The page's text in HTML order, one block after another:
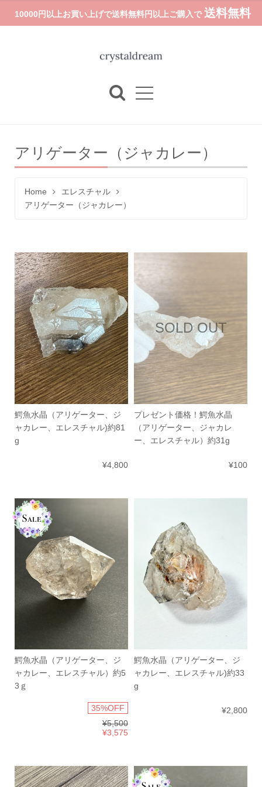
10000円以上お買い上げで送料無料円以上ご購入で 送料無料
アリゲーター（ジャカレー）
Home
エレスチャル
アリゲーター（ジャカレー）
鰐魚水晶（アリゲーター、ジ
ャカレー、エレスチャル)約81
g
¥4,800
SOLD OUT
プレゼント価格！鰐魚水晶
（アリゲーター、ジャカレ
ー、エレスチャル）約31g
¥100
鰐魚水晶（アリゲーター、ジ
ャカレー、エレスチャル）約5
3ｇ
35%OFF
¥5,500
¥3,575
鰐魚水晶（アリゲーター、ジ
ャカレー、エレスチャル)約33
g
¥2,800